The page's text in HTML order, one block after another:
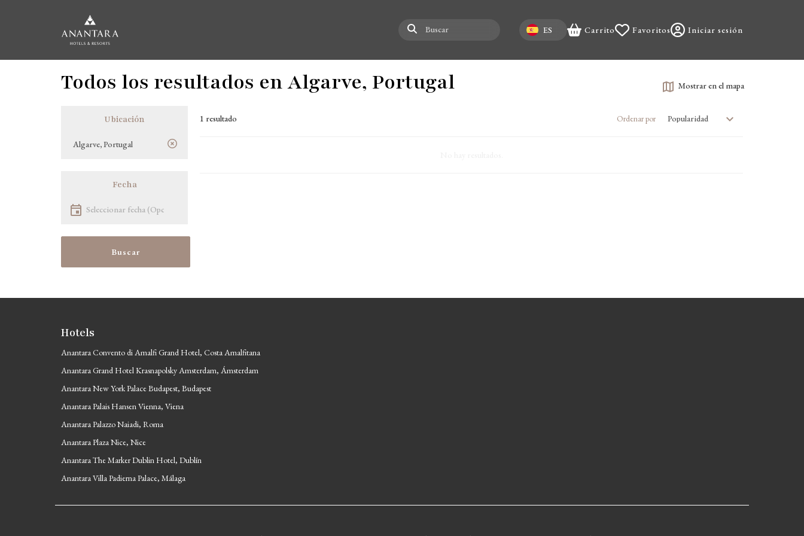
Buscar Select your language
ES Carrito Favoritos Iniciar sesión
Todos los resultados en Algarve, Portugal Mostrar en el mapa
Ubicación
Fecha
Seleccionar fecha
Buscar
Ordenar por
1 resultado
Hotels
Anantara Convento di Amalfi Grand Hotel, Costa Amalfitana
Anantara Grand Hotel Krasnapolsky Amsterdam, Ámsterdam
Anantara New York Palace Budapest, Budapest
Anantara Palais Hansen Vienna, Viena
Anantara Palazzo Naiadi, Roma
Anantara Plaza Nice, Nice
Anantara The Marker Dublin Hotel, Dublín
Anantara Villa Padierna Palace, Málaga